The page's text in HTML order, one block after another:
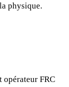
physique.
FRC